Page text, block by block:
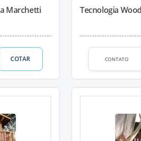
Marchetti
COTAR
Tecnologia
CONTATO